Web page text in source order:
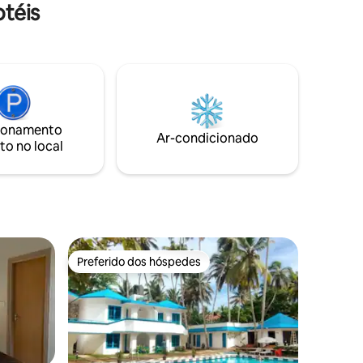
da
e
aqui
um
da
e
no local
Ar-condicionado
Preferido dos hóspedes
Preferido dos hóspedes